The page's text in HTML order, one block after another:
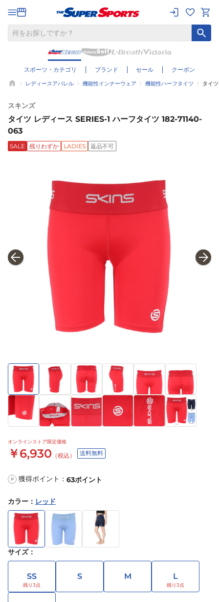
スポーツ・カテゴリ ブランド セール クーポン
レディースアパレル 機能性インナーウェア 機能性ハーフタイツ タイ
スキンズ
タイツ レディース SERIES-1 ハーフタイツ 182-71140-
063
SALE 残りわずか LADIES 返品不可
オンラインストア限定価格
￥6,930 （税込） 送料無料
P 獲得ポイント： 63ポイント
カラー ： レッド
サイズ：
SS S M L